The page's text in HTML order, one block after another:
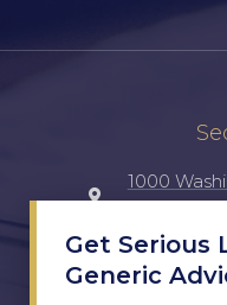
1000
Get Serious
Generic